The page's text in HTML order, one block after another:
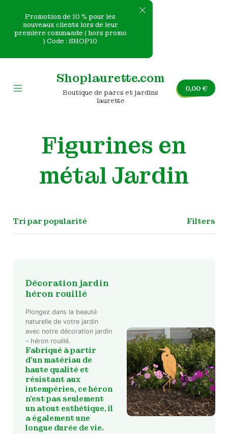
Promotion de 10 % pour les
nouveaux clients lors de leur
première commande ( hors promo
) Code : SHOP10
content
Shoplaurette.com
Boutique de parcs et jardins
laurette
0,00€
Figurines en
métal Jardin
Filters
Décoration jardin
héron rouillé
Plongez dans la beauté
naturelle de votre jardin
avec notre décoration jardin
– héron rouillé.
Fabriqué à partir
d’un matériau de
haute qualité et
résistant aux
intempéries, ce héron
n’est pas seulement
un atout esthétique, il
a également une
longue durée de vie.